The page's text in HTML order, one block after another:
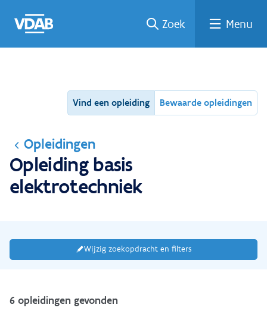
naar
een
een
job
naar
Zoek Menu
Vind een opleiding Bewaarde opleidingen
Opleidingen
Opleiding basis
elektrotechniek
Wijzig zoekopdracht en filters
6 opleidingen gevonden